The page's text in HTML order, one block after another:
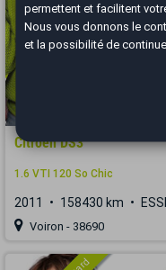
Citroën DS3
1.6 VTI 120 So Chic
2011 158430 km
Voiron - 38690
permettent et facilitent
Nous vous donnons le
et la possibilité de